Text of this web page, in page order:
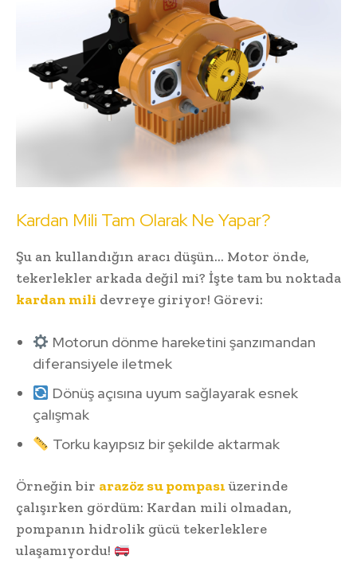
Kardan Mili Tam Olarak Ne Yapar?
Şu an kullandığın aracı düşün… Motor önde,
tekerlekler arkada değil mi? İşte tam bu noktada
kardan mili devreye giriyor! Görevi:
Motorun dönme hareketini şanzımandan
diferansiyele iletmek
Dönüş açısına uyum sağlayarak esnek
çalışmak
Torku kayıpsız bir şekilde aktarmak
Örneğin bir arazöz su pompasıüzerinde
çalışırken gördüm: Kardan mili olmadan,
pompanın hidrolik gücü tekerleklere
ulaşamıyordu!